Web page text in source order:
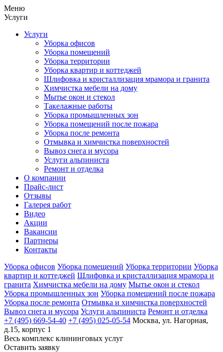
Меню
Услуги
Услуги
Уборка офисов
Уборка помещений
Уборка территории
Уборка квартир и коттеджей
Шлифовка и кристаллизация мрамора и гранита
Химчистка мебели на дому
Мытье окон и стекол
Такелажные работы
Уборка промышленных зон
Уборка помещений после пожара
Уборка после ремонта
Отмывка и химчистка поверхностей
Вывоз снега и мусора
Услуги альпиниста
Ремонт и отделка
О компании
Прайс-лист
Отзывы
Галерея работ
Видео
Акции
Вакансии
Партнеры
Контакты
Уборка офисов Уборка помещений Уборка территории Уборка
квартир и коттеджей Шлифовка и кристаллизация мрамора и
гранита Химчистка мебели на дому Мытье окон и стекол
Уборка промышленных зон Уборка помещений после пожара
Уборка после ремонта Отмывка и химчистка поверхностей
Вывоз снега и мусора Услуги альпиниста Ремонт и отделка
+7 (495) 669-54-40 +7 (495) 025-05-54 Москва, ул. Нагорная,
д.15, корпус 1
Весь комплекс клининговых услуг
Оставить заявку